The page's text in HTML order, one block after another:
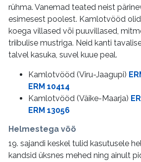
rühma. Vanemad teated neist
esimesest poolest. Kamlotvööd
koega villased või puuvillased,
triibulise mustriga. Neid kanti
talvel kasuka, suvel kuue peal.
Kamlotvööd (Viru-Jaagupi)
ERM 10414
Kamlotvööd (Väike-Maarja)
ERM 13056
Helmestega vöö
19. sajandi keskel tulid kasutusele
kandsid üksnes mehed ning ainult